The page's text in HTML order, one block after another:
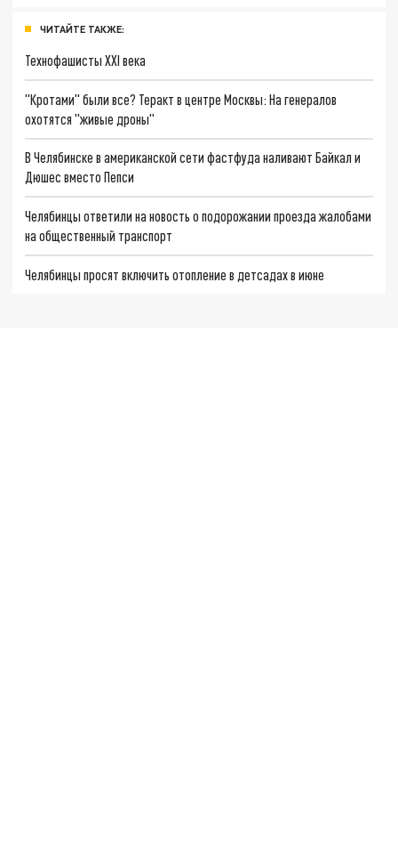
ЧИТАЙТЕ ТАКЖЕ:
Технофашисты XXI века
"Кротами" были все? Теракт в центре Москвы: На генералов
охотятся "живые дроны"
В Челябинске в американской сети фастфуда наливают Байкал и
Дюшес вместо Пепси
Челябинцы ответили на новость о подорожании проезда жалобами
на общественный транспорт
Челябинцы просят включить отопление в детсадах в июне